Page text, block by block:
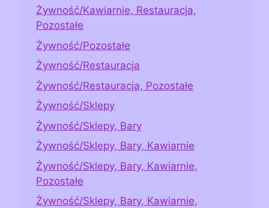
Żywność/Kawiarnie, Restauracja,
Pozostałe
Żywność/Pozostałe
Żywność/Restauracja
Żywność/Restauracja, Pozostałe
Żywność/Sklepy
Żywność/Sklepy, Bary
Żywność/Sklepy, Bary, Kawiarnie
Żywność/Sklepy, Bary, Kawiarnie,
Pozostałe
Żywność/Sklepy, Bary, Kawiarnie,